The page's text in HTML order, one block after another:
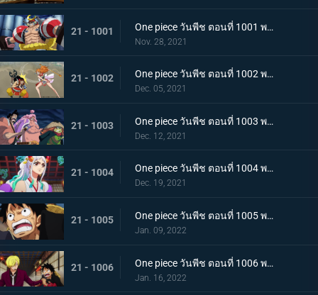
21 - 1001 One piece วันพีช ตอนที่ 1001 พากย์ไทย การเชื้อเชิญที่อันตราย แผนกำจัดควีน
Nov. 28, 2021
21 - 1002 One piece วันพีช ตอนที่ 1002 พากย์ไทย โชคชะตาครั้งใหม่ นามิ กับ อุลติ
Dec. 05, 2021
21 - 1003 One piece วันพีช ตอนที่ 1003 พากย์ไทย ดาบแห่งความเด็ดเดี่ยว! ปลอกดาบแดงปะทะไคโดอีกครั้ง
Dec. 12, 2021
21 - 1004 One piece วันพีช ตอนที่ 1004 พากย์ไทย ท่าที่รับสืบทอดมา ระเบิดท่าเพลงดาบลับของโอเด้ง
Dec. 19, 2021
21 - 1005 One piece วันพีช ตอนที่ 1005 พากย์ไทย อานุภาพของอสูรน้ำแข็ง กระสุนภัยโรคระบาดแบบใหม่
Jan. 09, 2022
21 - 1006 One piece วันพีช ตอนที่ 1006 พากย์ไทย อภัยให้ไม่ได้! การตัดสินใจของช็อปเปอร์
Jan. 16, 2022